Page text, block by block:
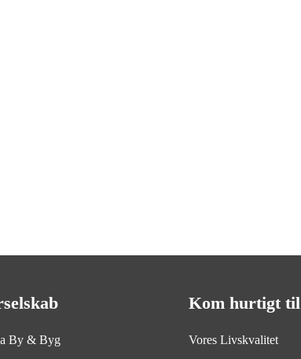
By & Byg
Kom hurtigt til
Vores Livskvalitet